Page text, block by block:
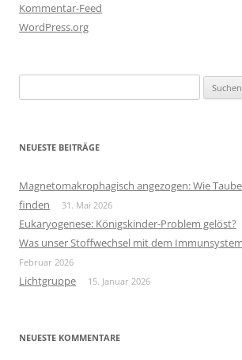
Kommentar-Feed
WordPress.org
nach:
NEUESTE BEITRÄGE
Magnetomakrophagisch angezogen: Wie
finden
31. Mai 2026
Eukaryogenese: Königskinder-Problem gelöst?
Was unser Stoffwechsel mit dem
Februar 2026
Lichtgruppe 15. Januar 2026
NEUESTE KOMMENTARE